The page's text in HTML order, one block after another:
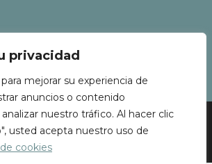
privacidad
mejorar su experiencia de
anuncios o contenido
nuestro tráfico. Al hacer clic
usted acepta nuestro uso de
cookies
los derechos reservados